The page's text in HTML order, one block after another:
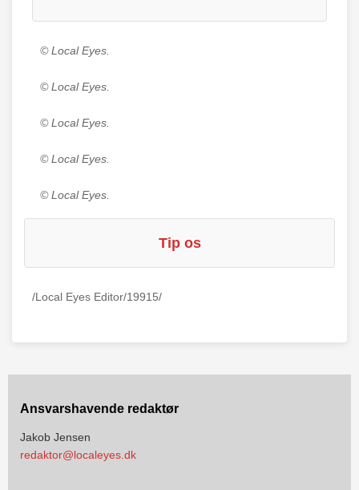
© Local Eyes.
© Local Eyes.
© Local Eyes.
© Local Eyes.
© Local Eyes.
Tip os
/Local Eyes Editor/19915/
Ansvarshavende redaktør
Jakob Jensen
redaktor@localeyes.dk